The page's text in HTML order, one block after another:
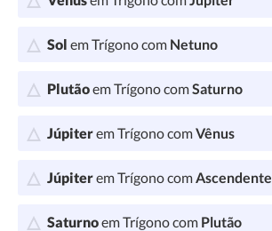
Sol em Trígono com Netuno
Plutãoem Trígono comSaturno
Júpiterem Trígono comVênus
Júpiterem Trígono comAscendente
Saturnoem Trígono com Plutão